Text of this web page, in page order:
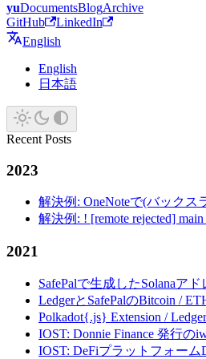
yuDocumentsBlogArchive
GitHub
LinkedIn
English
English
日本語
Recent Posts
2023
解決例: OneNoteで(バック
解決例: ! [remote rejected]
2021
SafePalで生成したSolanaア
LedgerとSafePalのBitcoin /
Polkadot{.js} Extension /
IOST: Donnie Finance 発行
IOST: DeFiプラットフォー